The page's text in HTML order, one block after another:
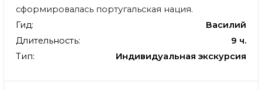
сформировалась португальская нация.
Гид:
Василий
Длительность:
9 ч.
Тип:
Индивидуальная экскурсия